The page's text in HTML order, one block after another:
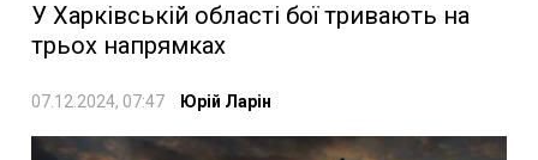
У Харківській області бої тривають на
трьох напрямках
07.12.2024, 07:47 Юрій Ларін